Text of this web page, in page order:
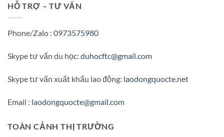
HỖ TRỢ – TƯ VẤN
Phone/Zalo : 0973575980
Skype tư vấn du học: duhocftc@gmail.com
Skype tư vấn xuất khẩu lao động: laodongquocte.net
Email : laodongquocte@gmail.com
TOÀN CẢNH THỊ TRƯỜNG